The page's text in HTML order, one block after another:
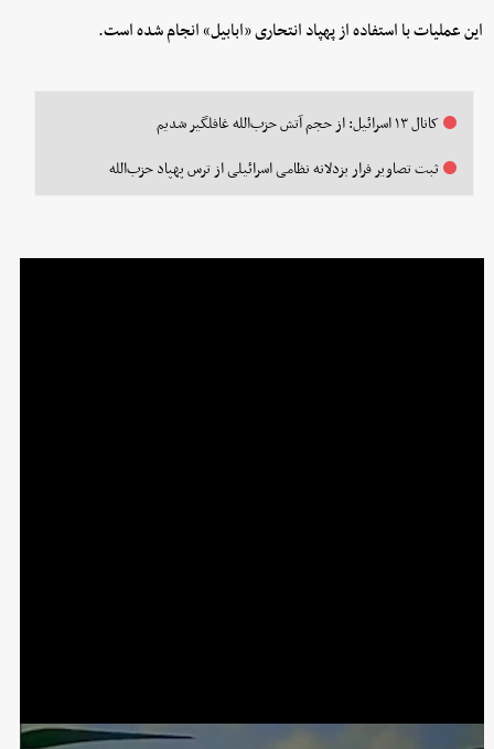
این عملیات با استفاده از پهپاد انتحاری «ابابیل» انجام شده است.
کانال ۱۳ اسرائیل: از حجم آتش حزب‌الله غافلگیر شدیم
ثبت تصاویر فرار بزدلانه نظامی اسرائیلی از ترس پهپاد حزب‌الله